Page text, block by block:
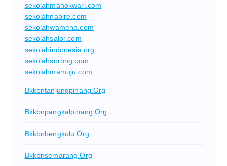
sekolahmanokwari.com
sekolahnabire.com
sekolahwamena.com
sekolahsalor.com
sekolahindonesia.org
sekolahsorong.com
sekolahmamuju.com
Bkkbntanjungpinang.org
Bkkbnpangkalpinang.org
Bkkbnbengkulu.org
Bkkbnsemarang.org